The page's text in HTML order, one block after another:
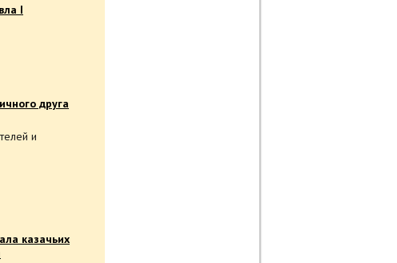
I
друга
и
казачьих